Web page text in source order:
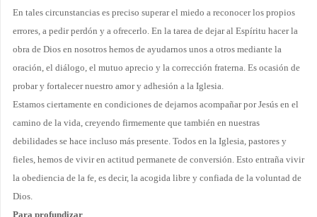
En tales circunstancias es preciso superar el miedo a reconocer los propios
errores, a pedir perdón y a ofrecerlo. En la tarea de dejar al Espíritu hacer la
obra de Dios en nosotros hemos de ayudarnos unos a otros mediante la
oración, el diálogo, el mutuo aprecio y la corrección fraterna. Es ocasión de
probar y fortalecer nuestro amor y adhesión a la Iglesia.
Estamos ciertamente en condiciones de dejarnos acompañar por Jesús en el
camino de la vida, creyendo firmemente que también en nuestras
debilidades se hace incluso más presente. Todos en la Iglesia, pastores y
fieles, hemos de vivir en actitud permanete de conversión. Esto entraña vivir
la obediencia de la fe, es decir, la acogida libre y confiada de la voluntad de
Dios.
Para profundizar